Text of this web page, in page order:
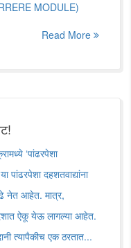
MODULE)
Read More
‘पांढरपेशा
पांढरपेशा दहशतवाद्यांना
नेत आहेत. मात्र,
ऐकू येऊ लागल्या आहेत.
त्यापैकीच एक ठरतात...